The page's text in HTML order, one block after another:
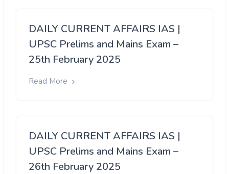
DAILY CURRENT AFFAIRS IAS |
UPSC Prelims and Mains Exam –
25th February 2025
Read More
DAILY CURRENT AFFAIRS IAS |
UPSC Prelims and Mains Exam –
26th February 2025